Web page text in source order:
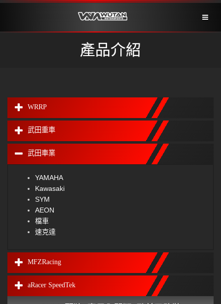
產品介紹
WRRP
武田重車
武田車業
YAMAHA
Kawasaki
SYM
AEON
檔車
速克達
MFZRacing
aRacer SpeedTek